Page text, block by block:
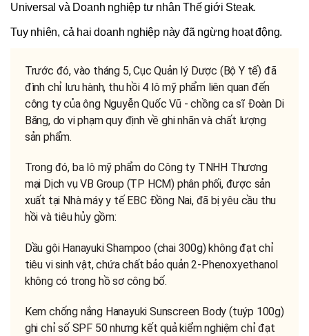
Universal và Doanh nghiệp tư nhân Thế giới Steak.
Tuy nhiên, cả hai doanh nghiệp này đã ngừng hoạt động.
Trước đó, vào tháng 5, Cục Quản lý Dược (Bộ Y tế) đã
đình chỉ lưu hành, thu hồi 4 lô mỹ phẩm liên quan đến
công ty của ông Nguyễn Quốc Vũ - chồng ca sĩ Đoàn Di
Băng, do vi phạm quy định về ghi nhãn và chất lượng
sản phẩm.
Trong đó, ba lô mỹ phẩm do Công ty TNHH Thương
mại Dịch vụ VB Group (TP HCM) phân phối, được sản
xuất tại Nhà máy y tế EBC Đồng Nai, đã bị yêu cầu thu
hồi và tiêu hủy gồm:
Dầu gội Hanayuki Shampoo (chai 300g) không đạt chỉ
tiêu vi sinh vật, chứa chất bảo quản 2-Phenoxyethanol
không có trong hồ sơ công bố.
Kem chống nắng Hanayuki Sunscreen Body (tuýp 100g)
ghi chỉ số SPF 50 nhưng kết quả kiểm nghiệm chỉ đạt